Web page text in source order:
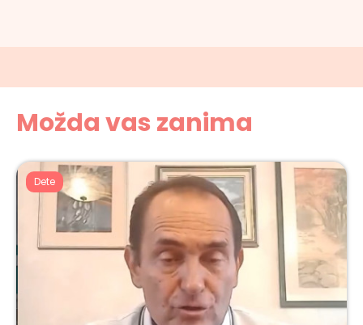
Možda vas zanima
Dete